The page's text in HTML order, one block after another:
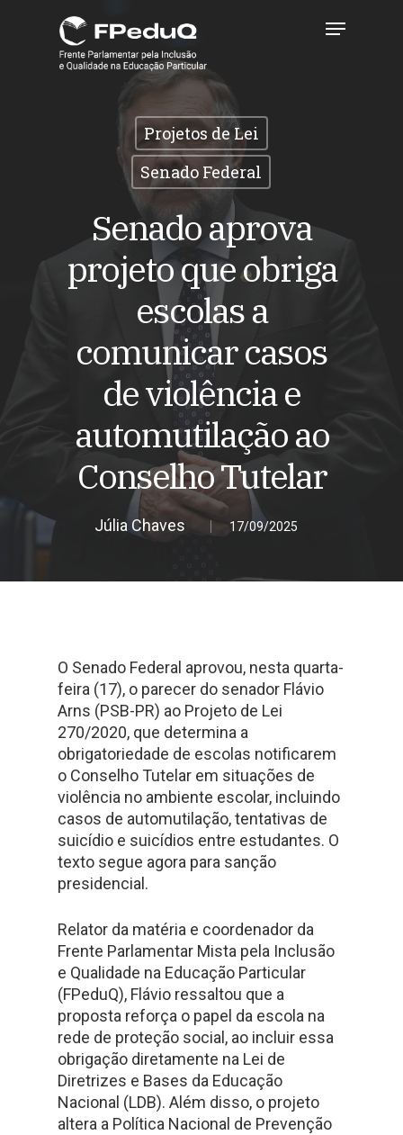
Menu
Projetos de Lei
Senado Federal
Senado aprova
projeto que obriga
escolas a
comunicar casos
de violência e
automutilação ao
Conselho Tutelar
Júlia Chaves 17/09/2025
O Senado Federal aprovou, nesta quarta-
feira (17), o parecer do senador Flávio
Arns (PSB-PR) ao Projeto de Lei
270/2020, que determina a
obrigatoriedade de escolas notificarem
o Conselho Tutelar em situações de
violência no ambiente escolar, incluindo
casos de automutilação, tentativas de
suicídio e suicídios entre estudantes. O
texto segue agora para sanção
presidencial.
Relator da matéria e coordenador da
Frente Parlamentar Mista pela Inclusão
e Qualidade na Educação Particular
(FPeduQ), Flávio ressaltou que a
proposta reforça o papel da escola na
rede de proteção social, ao incluir essa
obrigação diretamente na Lei de
Diretrizes e Bases da Educação
Nacional (LDB). Além disso, o projeto
altera a Política Nacional de Prevenção